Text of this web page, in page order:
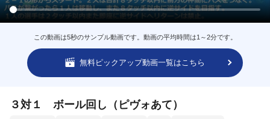
この動画は5秒のサンプル動画です。動画の平均時間は1～2分です。
無料ピックアップ動画一覧はこちら
３対１ ボール回し（ピヴォあて）